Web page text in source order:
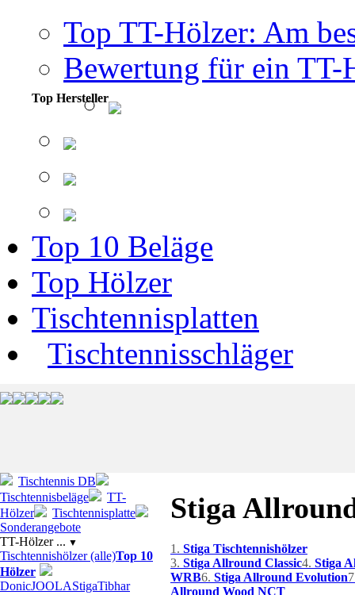
Top TT-Hölzer: Am
Bewertung für ein TT-
Top Hersteller
Top 10 Beläge
Top Hölzer
Tischtennisplatten
Tischtennisschläger
Tischtennis DB
Tischtennisbeläge
TT-
Hölzer
Tischtennisplatte
Sonderangebote
TT-Hölzer ... ▼
Tischtennishölzer (alle)Top 10
Hölzer
DonicJOOLAStigaTibhar
Stiga
1. Stiga Tischtennishölzer
3. Stiga Allround Classic4. Stiga
WRB6. Stiga Allround Evolution
Allround Wood NCT